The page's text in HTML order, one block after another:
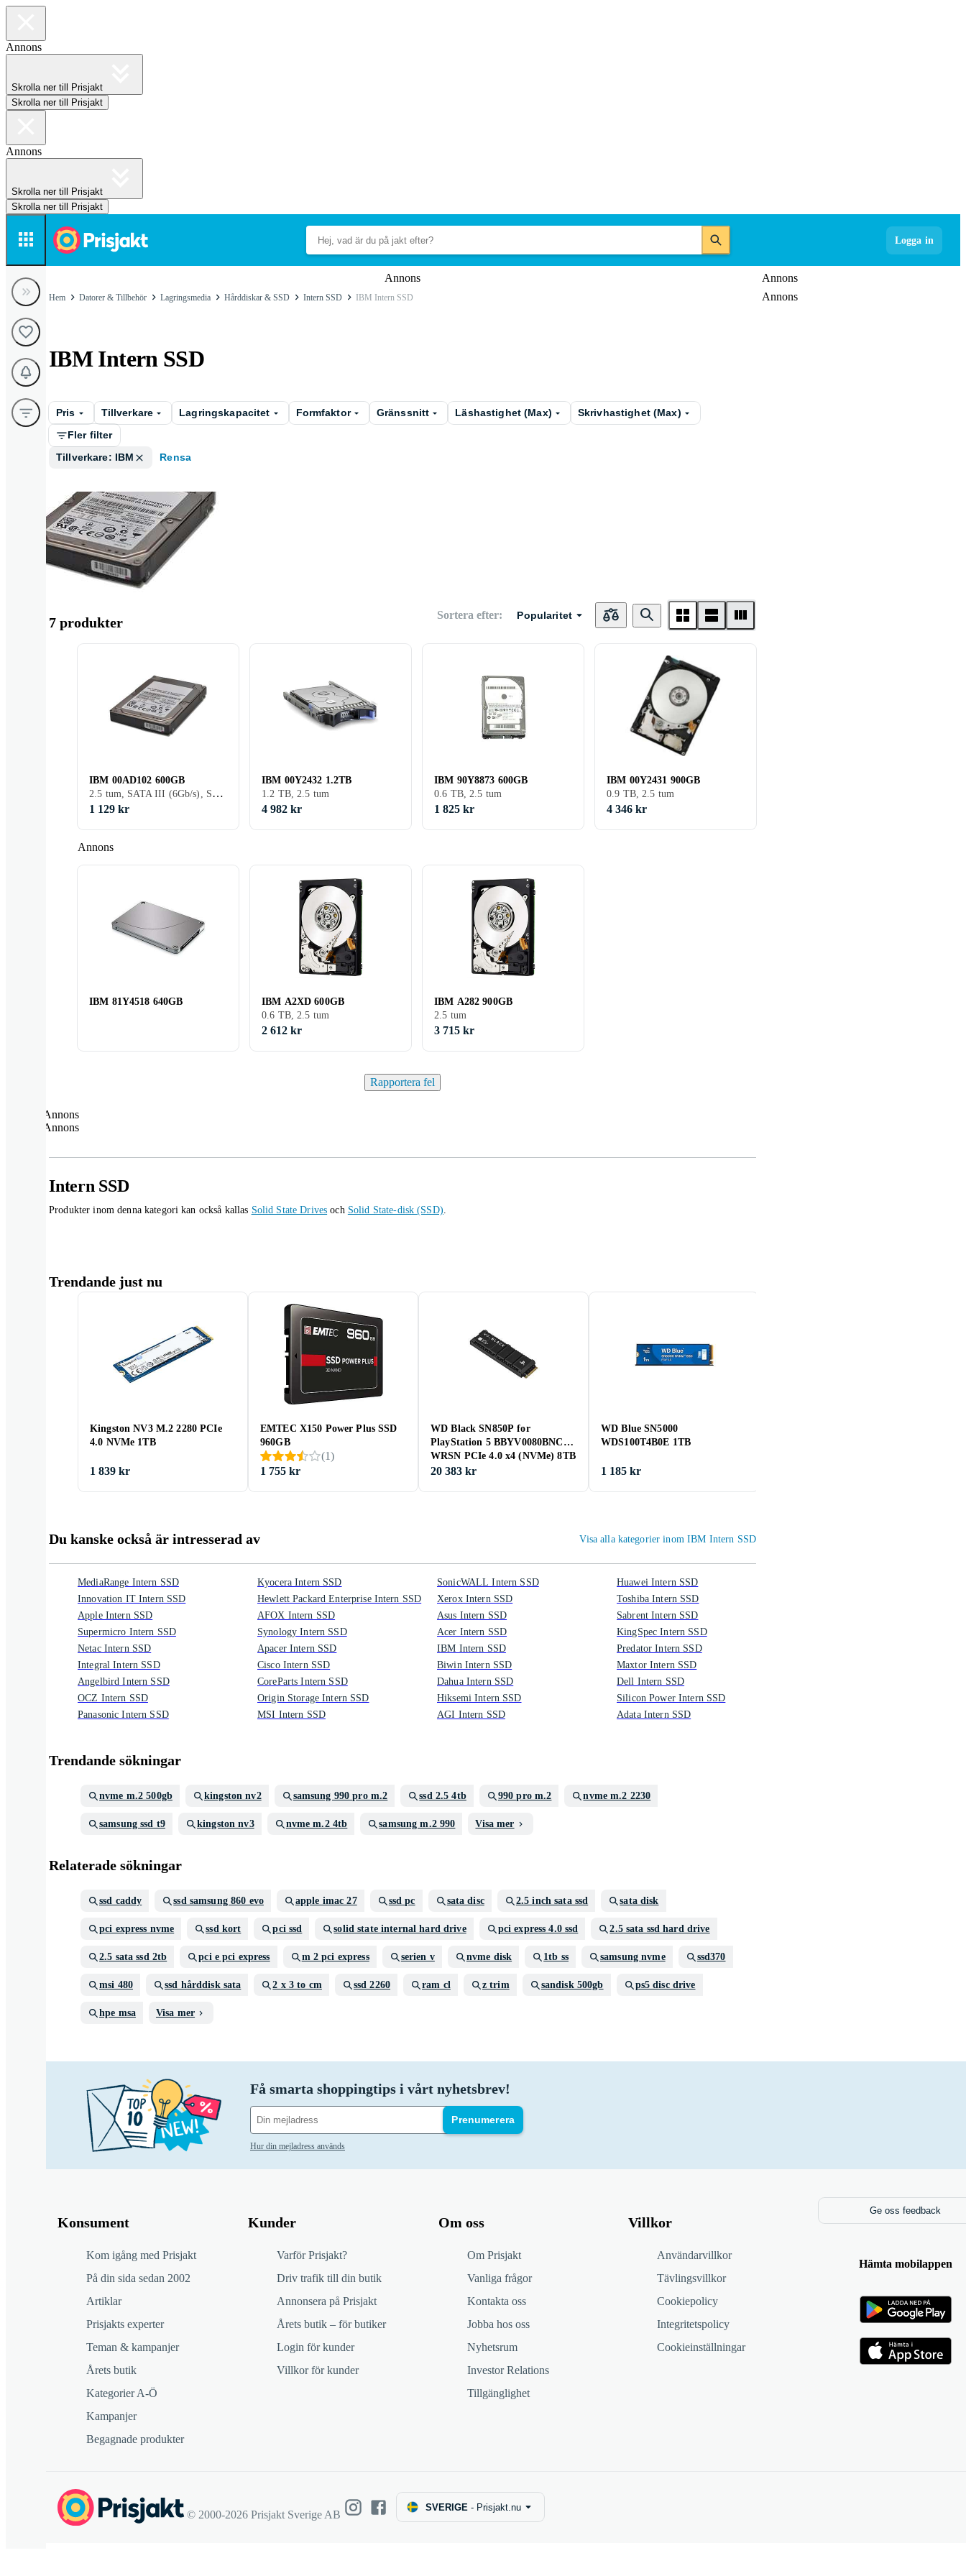
Annons
Skrolla ner till Prisjakt
Skrolla ner till Prisjakt
Annons
Skrolla ner till Prisjakt
Skrolla ner till Prisjakt
Logga in
Annons
Annons
Annons
Hem Datorer & Tillbehör Lagringsmedia Hårddiskar & SSD Intern SSD IBM Intern SSD
IBM Intern SSD
Pris Tillverkare Lagringskapacitet Formfaktor Gränssnitt Läshastighet (Max)
Skrivhastighet (Max)
Fler filter
Tillverkare: IBM
Rensa
2 . 5 tum
7 produkter Sortera efter: Popularitet
Annons
IBM 00AD102 600GB
2.5 tum, SATA III (6Gb/s), S-ATA
1 129 kr
IBM 00Y2432 1.2TB
1.2 TB, 2.5 tum
4 982 kr
IBM 90Y8873 600GB
0.6 TB, 2.5 tum
1 825 kr
IBM 00Y2431 900GB
0.9 TB, 2.5 tum
4 346 kr
IBM 81Y4518 640GB
IBM A2XD 600GB
0.6 TB, 2.5 tum
2 612 kr
IBM A282 900GB
2.5 tum
3 715 kr
Rapportera fel
Annons
Annons
Intern SSD
Produkter inom denna kategori kan också kallas Solid State Drives och Solid State-disk (SSD).
Trendande just nu
Kingston NV3 M.2 2280 PCIe
4.0 NVMe 1TB
1 839 kr
EMTEC X150 Power Plus SSD
960GB
(1)
1 755 kr
WD Black SN850P for
PlayStation 5 BBYV0080BNC-
WRSN PCIe 4.0 x4 (NVMe) 8TB
20 383 kr
WD Blue SN5000
WDS100T4B0E 1TB
1 185 kr
Du kanske också är intresserad av Visa alla kategorier inom IBM Intern SSD
MediaRange Intern SSD
Innovation IT Intern SSD
Apple Intern SSD
Supermicro Intern SSD
Netac Intern SSD
Integral Intern SSD
Angelbird Intern SSD
OCZ Intern SSD
Panasonic Intern SSD
Kyocera Intern SSD
Hewlett Packard Enterprise Intern SSD
AFOX Intern SSD
Synology Intern SSD
Apacer Intern SSD
Cisco Intern SSD
CoreParts Intern SSD
Origin Storage Intern SSD
MSI Intern SSD
SonicWALL Intern SSD
Xerox Intern SSD
Asus Intern SSD
Acer Intern SSD
IBM Intern SSD
Biwin Intern SSD
Dahua Intern SSD
Hiksemi Intern SSD
AGI Intern SSD
Huawei Intern SSD
Toshiba Intern SSD
Sabrent Intern SSD
KingSpec Intern SSD
Predator Intern SSD
Maxtor Intern SSD
Dell Intern SSD
Silicon Power Intern SSD
Adata Intern SSD
Trendande sökningar
nvme m.2 500gb kingston nv2 samsung 990 pro m.2 ssd 2.5 4tb 990 pro m.2 nvme m.2 2230
samsung ssd t9 kingston nv3 nvme m.2 4tb samsung m.2 990 Visa mer
Relaterade sökningar
ssd caddy ssd samsung 860 evo apple imac 27 ssd pc sata disc 2.5 inch sata ssd sata disk
pci express nvme ssd kort pci ssd solid state internal hard drive pci express 4.0 ssd 2.5 sata ssd hard drive
2.5 sata ssd 2tb pci e pci express m 2 pci express serien v nvme disk 1tb ss samsung nvme ssd370
msi 480 ssd hårddisk sata 2 x 3 to cm ssd 2260 ram cl z trim sandisk 500gb ps5 disc drive
hpe msa Visa mer
Få smarta shoppingtips i vårt nyhetsbrev!
Prenumerera
Hur din mejladress används
Konsument
Kom igång med Prisjakt
På din sida sedan 2002
Artiklar
Prisjakts experter
Teman & kampanjer
Årets butik
Kategorier A-Ö
Kampanjer
Begagnade produkter
Kunder
Varför Prisjakt?
Driv trafik till din butik
Annonsera på Prisjakt
Årets butik – för butiker
Login för kunder
Villkor för kunder
Om oss
Om Prisjakt
Vanliga frågor
Kontakta oss
Jobba hos oss
Nyhetsrum
Investor Relations
Tillgänglighet
Villkor
Användarvillkor
Tävlingsvillkor
Cookiepolicy
Integritetspolicy
Cookieinställningar
Ge oss feedback
Hämta mobilappen
© 2000-2026 Prisjakt Sverige AB
SVERIGE - Prisjakt.nu